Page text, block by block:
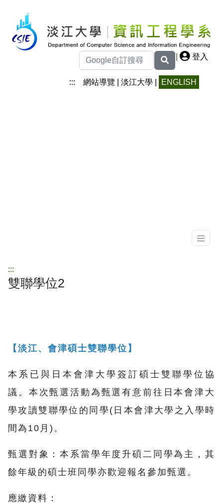
| 登入
::: 網站導覽 淡江大學 ENGLISH
:::
雙聯學位2
【淡江、會津碩士雙聯學位】
本系已與日本會津大學簽訂碩士雙聯學位協
議。本次甄選活動為甄選有意前往日本會津大
學攻讀雙聯學位的同學(日本會津大學之入學時
間為10月)。
甄選對象：本系當學年度升碩二同學為主，其
餘年級的碩士班同學亦歡迎報名參加甄選。
應繳資料：